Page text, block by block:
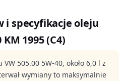
i specyfikacje oleju
1995 (C4)
505.00 5W-40, około 6,0 l z
wymiany to maksymalnie